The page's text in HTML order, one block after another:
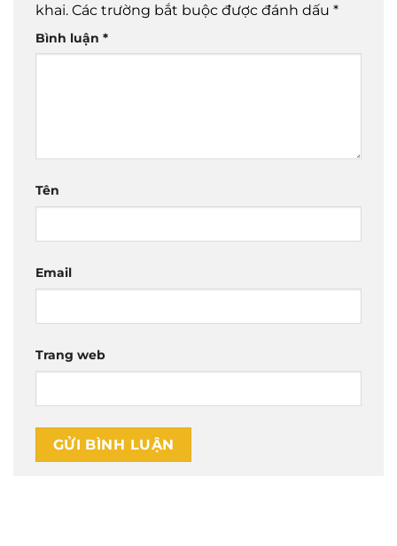
khai. Các trường bắt buộc được đánh dấu *
Bình luận *
Tên
Email
Trang web